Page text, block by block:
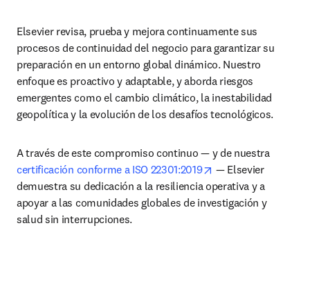
Elsevier revisa, prueba y mejora continuamente sus
procesos de continuidad del negocio para garantizar su
preparación en un entorno global dinámico. Nuestro
enfoque es proactivo y adaptable, y aborda riesgos
emergentes como el cambio climático, la inestabilidad
geopolítica y la evolución de los desafíos tecnológicos.
A través de este compromiso continuo — y de nuestra
certificación conforme a ISO 22301:2019
opens in new tab/
— Elsevier
demuestra su dedicación a la resiliencia operativa y a
apoyar a las comunidades globales de investigación y
salud sin interrupciones.